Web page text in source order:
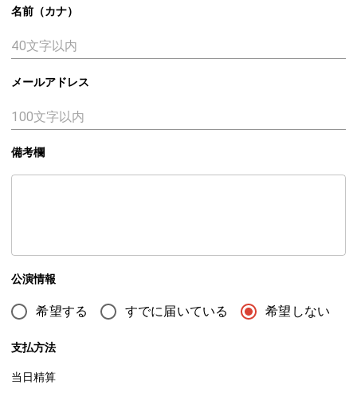
名前（カナ）
メールアドレス
備考欄
公演情報
希望する すでに届いている 希望しない
支払方法
当日精算